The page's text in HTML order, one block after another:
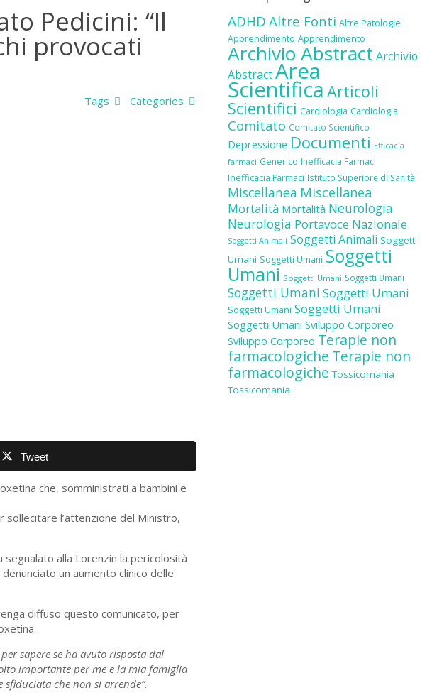
Pedicini: “Il
provocati
Categories
Tags
Tweet
che, somministrati a bambini e
sollecitare l’attenzione del Ministro,
alla Lorenzin la pericolosità
un aumento clinico delle
diffuso questo comunicato, per
sapere se ha avuto risposta dal
importante per me e la mia famiglia
che non si arrende”.
ADHD Altre Fonti Altre Patologie
Apprendimento Apprendimento
Archivio Abstract Archivio
AbstractArea
Scientifica Articoli
Scientifici Cardiologia Cardiologia
Comitato Comitato Scientifico
Depressione Documenti Efficacia
farmaci Generico Inefficacia Farmaci
Inefficacia Farmaci Istituto Superiore di Sanità
Miscellanea Miscellanea
Mortalità Mortalità Neurologia
Neurologia Portavoce Nazionale
Soggetti Animali Soggetti Animali Soggetti
Umani Soggetti Umani Soggetti
Umani Soggetti Umani Soggetti Umani
Soggetti Umani Soggetti Umani
Soggetti Umani Soggetti Umani
Soggetti Umani Sviluppo Corporeo
Sviluppo Corporeo Terapie non
farmacologiche Terapie non
farmacologiche Tossicomania
Tossicomania